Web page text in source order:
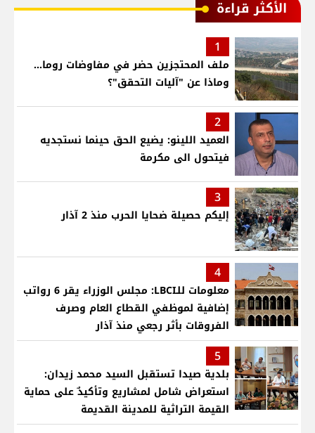
الأكثر قراءة
1
ملف المحتجزين حضر في مفاوضات روما...
وماذا عن "آليات التحقق"؟
2
العميد اللينو: يضيع الحق حينما نستجديه
فيتحول الى مكرمة
3
إليكم حصيلة ضحايا الحرب منذ 2 آذار
4
معلومات للـLBCI: مجلس الوزراء يقر 6 رواتب
إضافية لموظفي القطاع العام وصرف
الفروقات بأثر رجعي منذ آذار
5
بلدية صيدا تستقبل السيد محمد زيدان:
استعراض شامل لمشاريع وتأكيدٌ على حماية
القيمة التراثية للمدينة القديمة